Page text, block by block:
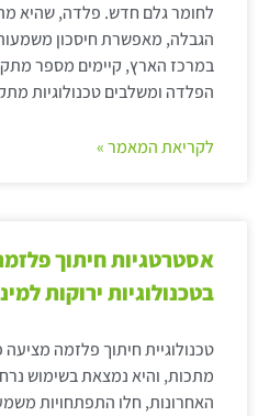
לחומר גלם חדש. פלדה, שהיא
הגבלה, מאפשרת חיסכון
במרכז הארץ, קיימים מספר
הפלדה ומשלבים טכנולוגיות
לקריאת המאמר »
אסטרטגיות חיתוך
בטכנולוגיות ירוקות
טכנולוגיית חיתוך פלזמה מציעה
מתכות, והיא נמצאת בשימוש
האחרונות, חלו התפתחויות